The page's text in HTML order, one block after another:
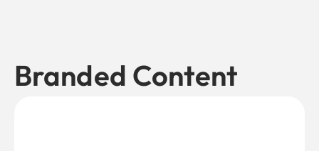
Branded Content